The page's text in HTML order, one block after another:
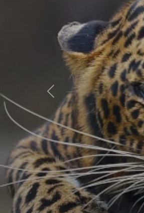
Előző